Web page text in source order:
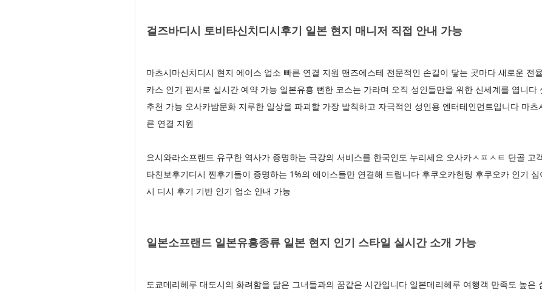
걸즈바디시 토비타신치디시후기 일본 현지 매니저 직접 안내 가능
마츠시마신치디시 현지 에이스 업소 빠른 연결 지원 맨즈에스테 전문적인 손길이 닿는 곳마다 새로운 전
카스 인기 핀사로 실시간 예약 가능 일본유흥 뻔한 코스는 가라며 오직 성인들만을 위한 신세계를 엽니다
추천 가능 오사카밤문화 지루한 일상을 파괴할 가장 발칙하고 자극적인 성인용 엔터테인먼트입니다 마
른 연결 지원
요시와라소프랜드 유구한 역사가 증명하는 극강의 서비스를 한국인도 누리세요 오사카ㅅㅍㅅㅌ 단골 고
타친보후기디시 찐후기들이 증명하는 1%의 에이스들만 연결해 드립니다 후쿠오카헌팅 후쿠오카 인기
시 디시 후기 기반 인기 업소 안내 가능
일본소프랜드 일본유흥종류 일본 현지 인기 스타일 실시간 소개 가능
도쿄데리헤루 대도시의 화려함을 닮은 그녀들과의 꿈같은 시간입니다 일본데리헤루 여행객 만족도 높은